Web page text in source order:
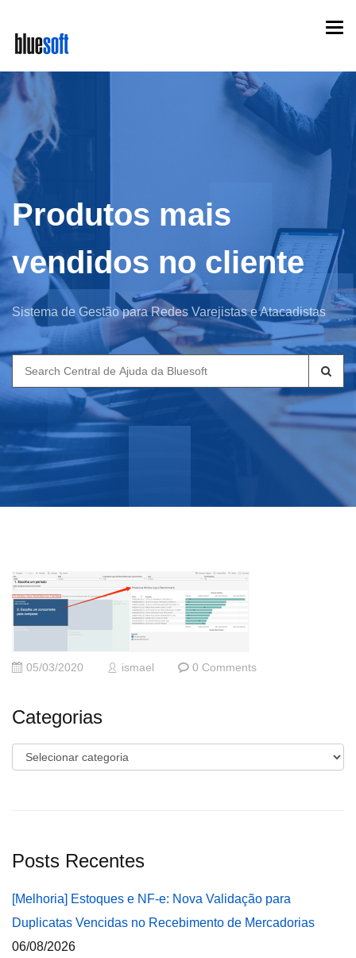
main
content
Produtos mais
vendidos no cliente
Sistema de Gestão para Redes Varejistas e Atacadistas
Search
for:
05/03/2020 ismael 0 Comments
Categorias
Categorias
Posts Recentes
[Melhoria] Estoques e NF-e: Nova Validação para
Duplicatas Vencidas no Recebimento de Mercadorias
06/08/2026